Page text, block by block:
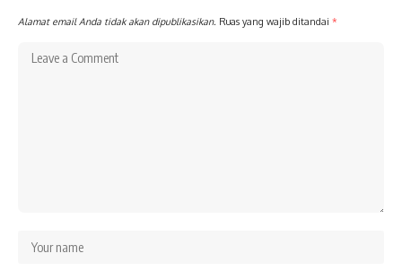
Alamat email Anda tidak akan dipublikasikan. Ruas yang wajib ditandai *